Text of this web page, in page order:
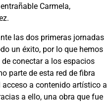
Carmela,
las dos primeras jornadas
un éxito, por lo que hemos
conectar a los espacios
parte de esta red de fibra
a contenido artístico a
a ello, una obra que fue